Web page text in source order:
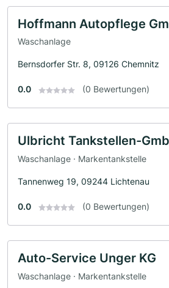
Hoffmann Autopflege
Waschanlage
Bernsdorfer Str. 8, 09126 Chemnitz
0.0 (0 Bewertungen)
Ulbricht Tankstellen-
Waschanlage · Markentankstelle
Tannenweg 19, 09244 Lichtenau
0.0 (0 Bewertungen)
Auto-Service Unger KG
Waschanlage · Markentankstelle